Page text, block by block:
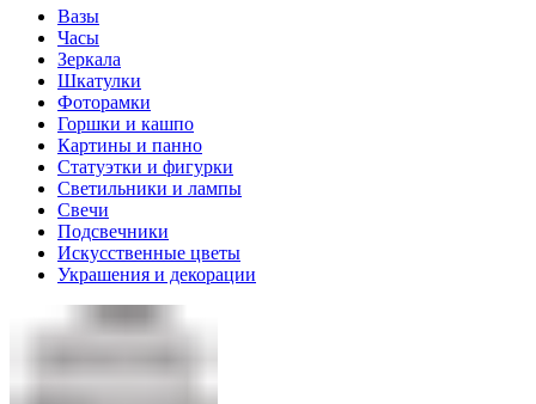
Вазы
Часы
Зеркала
Шкатулки
Фоторамки
Горшки и кашпо
Картины и панно
Статуэтки и фигурки
Светильники и лампы
Свечи
Подсвечники
Искусственные цветы
Украшения и декорации